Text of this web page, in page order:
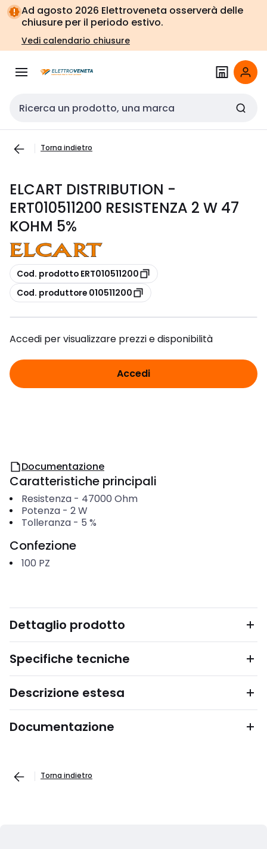
Vai alla
navigazione
Vai
alla
pagina
Ad agosto 2026 Elettroveneta osserverà delle
chiusure per il periodo estivo.
Vedi calendario chiusure
Cerca input
Torna indietro
ELCART DISTRIBUTION -
ERT010511200 RESISTENZA 2 W 47
KOHM 5%
copia
Cod. prodotto ERT010511200
copia
Cod. produttore 010511200
Accedi per visualizzare prezzi e disponibilità
Accedi
Documentazione
Caratteristiche principali
Resistenza- 47000 Ohm
Potenza- 2W
Tolleranza- 5 %
Confezione
100 PZ
Dettaglio prodotto
Specifiche tecniche
Descrizione estesa
Documentazione
Torna indietro